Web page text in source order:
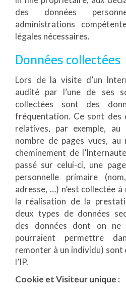
des données
administrations
légales nécessaires.
Données collectées
Lors de la visite d’un
audité par l’une de ses
collectées sont des
fréquentation. Ce sont des
relatives, par exemple,
nombre de pages vues, au
cheminement de
passé sur celui-ci, une
personnelle primaire
adresse, …) n’est collectée
la réalisation de la
deux types de données
des données dont on ne
pourraient permettre
remonter à un individu) sont
l’IP.
Cookie et Visiteur unique :